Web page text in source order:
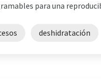
para una
deshidratación